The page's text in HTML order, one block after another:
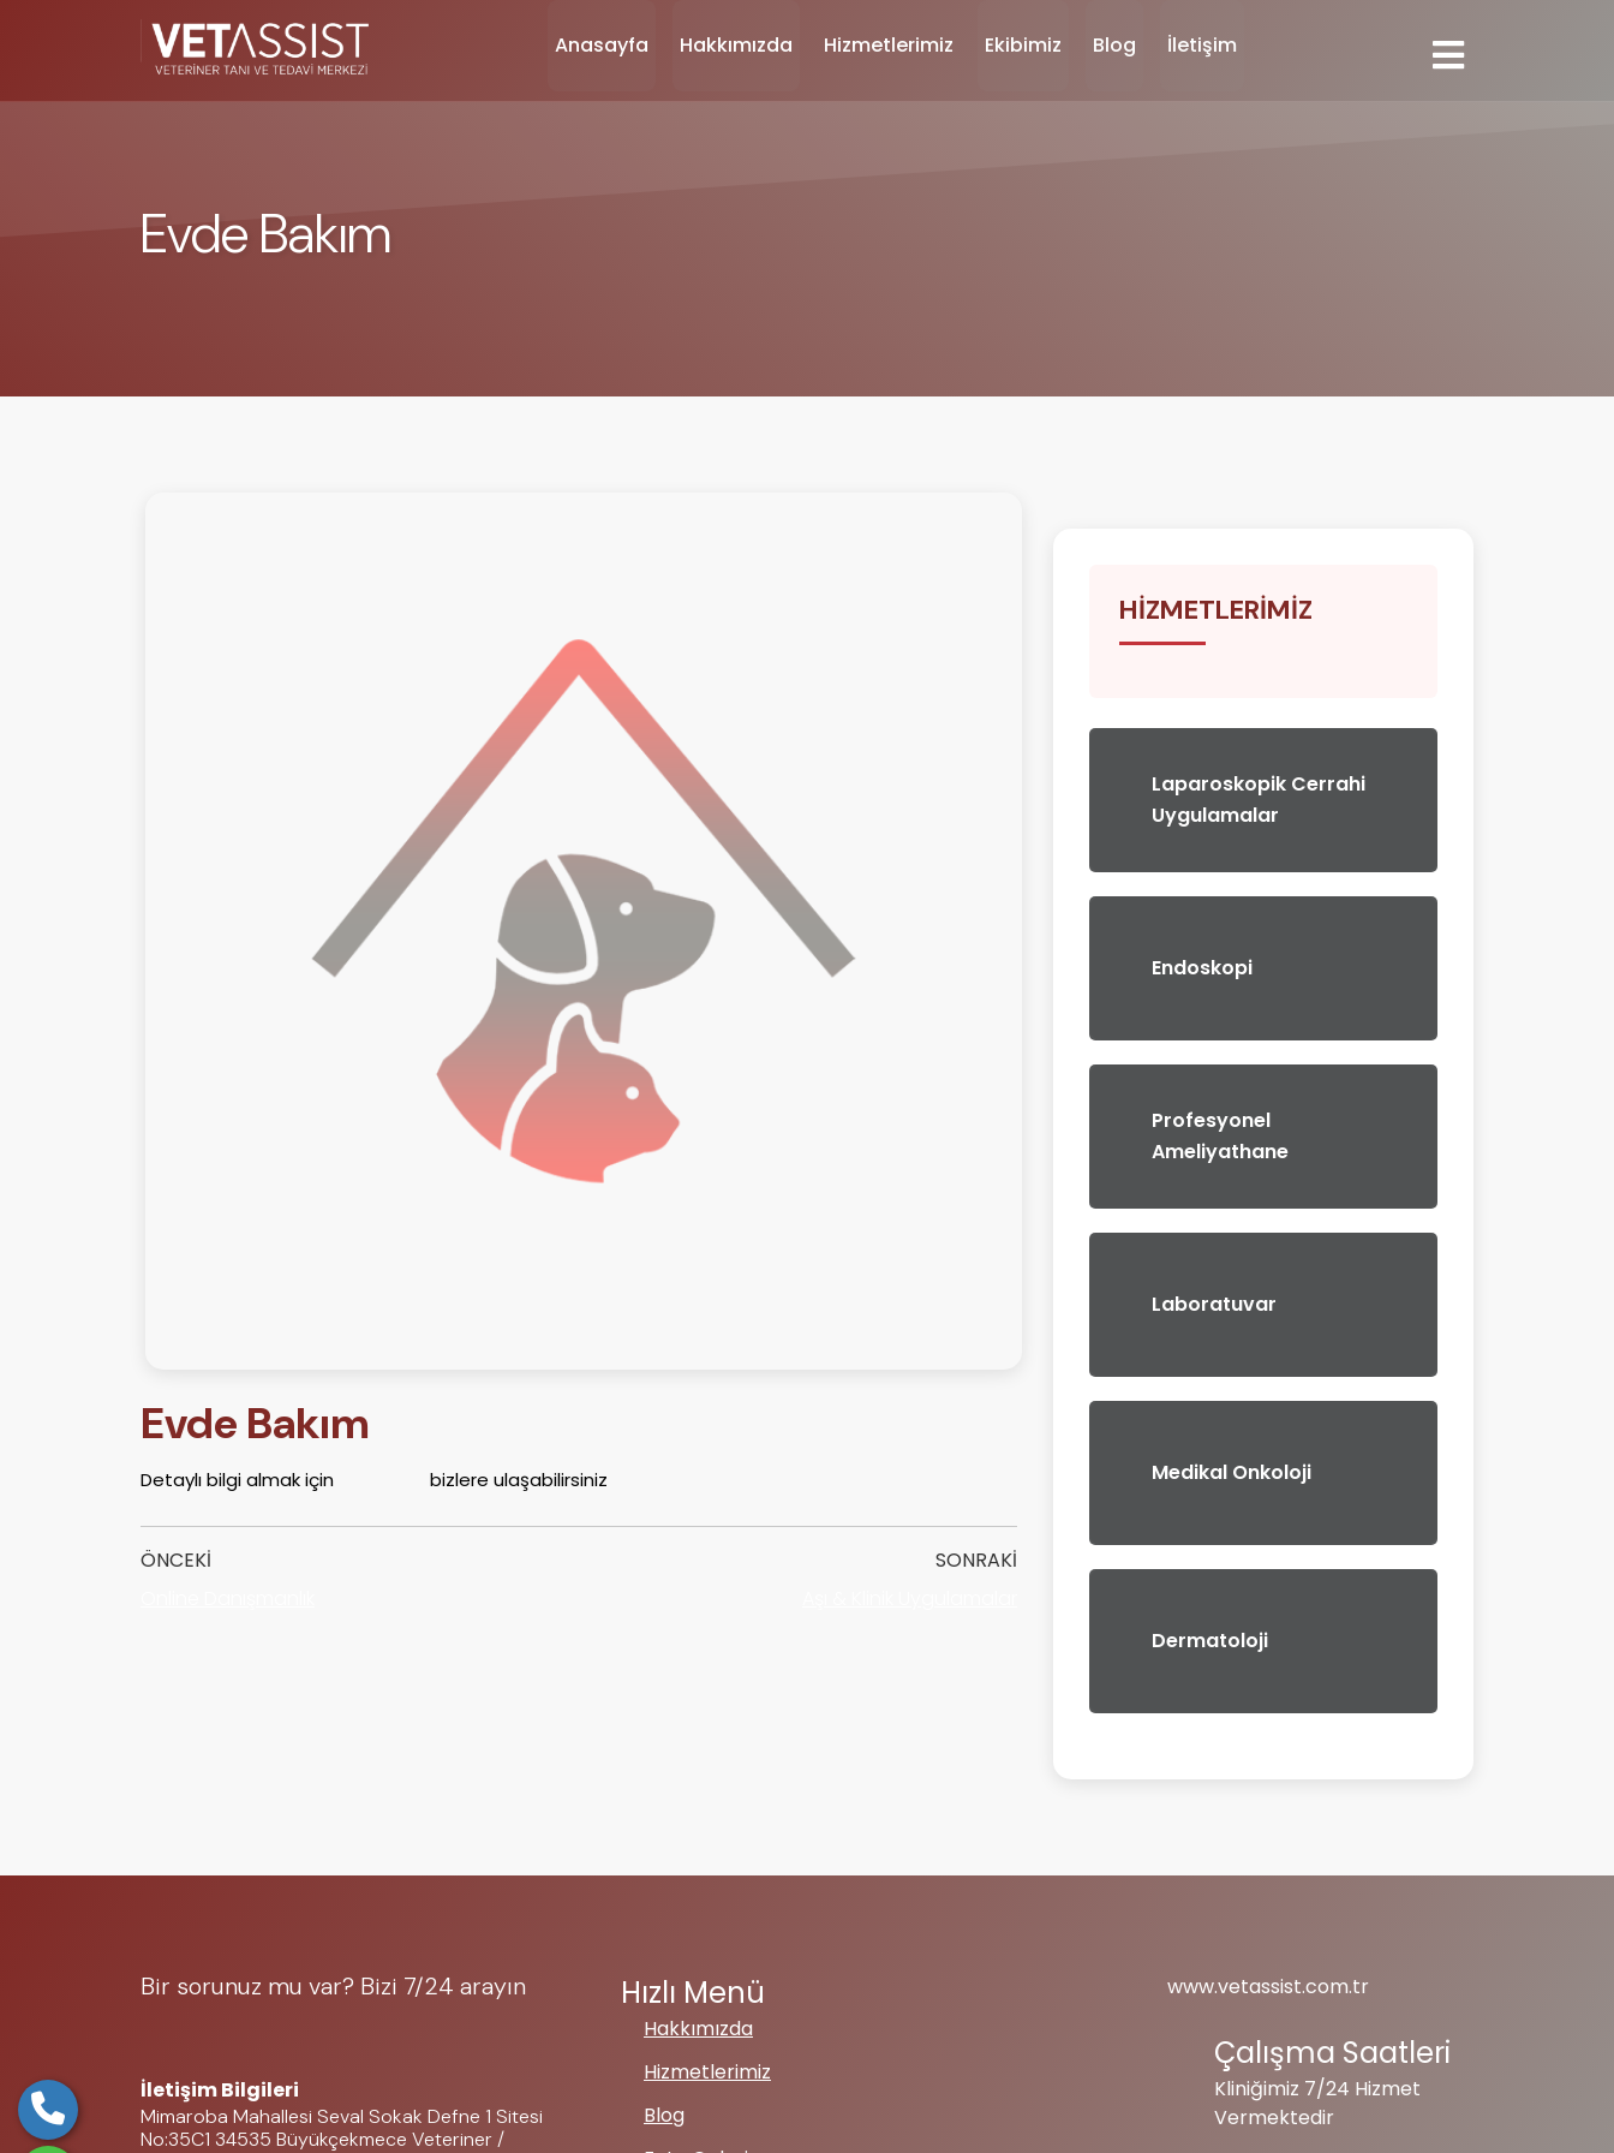
Anasayfa Hakkımızda Hizmetlerimiz Ekibimiz Blog İletişim
Evde Bakım
Evde Bakım
Detaylı bilgi almak için bizlere ulaşabilirsiniz
ÖNCEKI
SONRAKI
HIZMETLERIMIZ
Laparoskopik Cerrahi
Uygulamalar
Endoskopi
Profesyonel
Ameliyathane
Laboratuvar
Medikal Onkoloji
Dermatoloji
Bir sorunuz mu var? Bizi 7/24 arayın
İletişim Bilgileri
Mimaroba Mahallesi Seval Sokak Defne 1 Sitesi
No:35C1 34535 Büyükçekmece Veteriner /
Hızlı Menü
Hakkımızda
Hizmetlerimiz
Blog
www.vetassist.com.tr
Çalışma Saatleri
Kliniğimiz 7/24 Hizmet
Vermektedir